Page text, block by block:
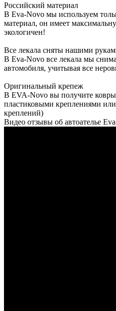
Российский материал
В Eva-Novo мы используем
материал, он имеет
экологичен!
Все лекала сняты нашими
В Eva-Novo все лекала мы
автомобиля, учитывая все
Оригинальный крепеж
В EVA-Novo вы получите
пластиковыми креплениями
креплений)
Видео отзывы об автоателье